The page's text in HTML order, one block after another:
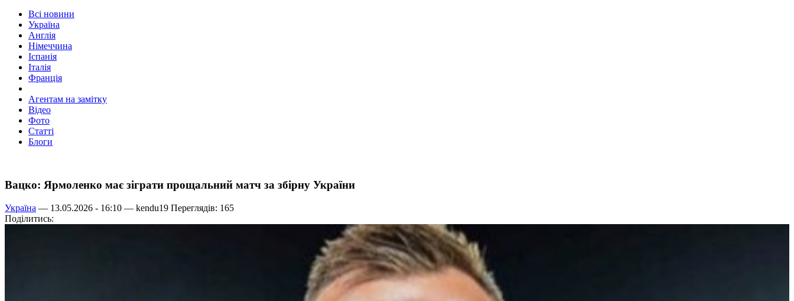
Всі новини
Україна
Англія
Німеччина
Іспанія
Італія
Франція
Агентам на замітку
Відео
Фото
Статті
Блоги
Вацко: Ярмоленко має зіграти прощальний матч за збірну України
Україна — 13.05.2026 - 16:10 — kendu19 Переглядів: 165
Поділитись: